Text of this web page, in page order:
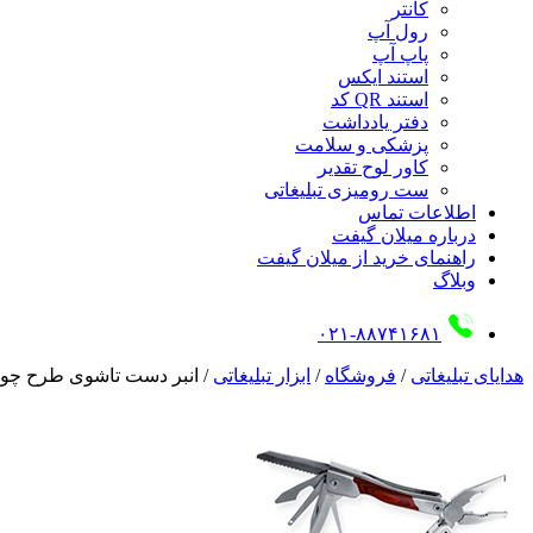
کانتر
رول آپ
پاپ آپ
استند ایکس
استند QR کد
دفتر یادداشت
پزشکی و سلامت
کاور لوح تقدیر
ست رومیزی تبلیغاتی
اطلاعات تماس
درباره میلان گیفت
راهنمای خرید از میلان گیفت
وبلاگ
۰۲۱-۸۸۷۴۱۶۸۱
هدایای تبلیغاتی / فروشگاه / ابزار تبلیغاتی / انبر دست تاشوی طرح